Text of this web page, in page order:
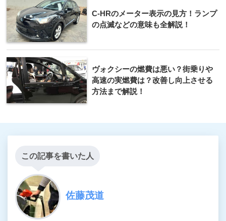
C-HRのメーター表示の見方！ランプ
の点滅などの意味も全解説！
ヴォクシーの燃費は悪い？街乗りや
高速の実燃費は？改善し向上させる
方法まで解説！
この記事を書いた人
佐藤茂道